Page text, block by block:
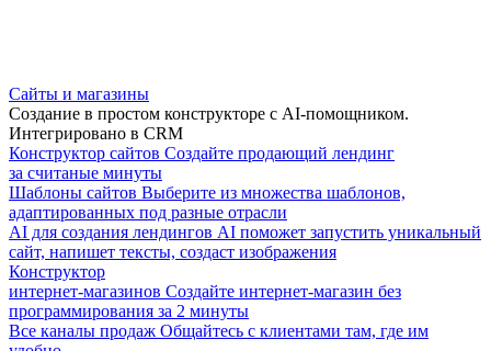
Сайты и магазины
Создание в простом конструкторе с AI-помощником.
Интегрировано в CRM
Конструктор сайтов Создайте продающий лендинг
за считаные минуты
Шаблоны сайтов Выберите из множества шаблонов,
адаптированных под разные отрасли
AI для создания лендингов AI поможет запустить уникальный
сайт, напишет тексты, создаст изображения
Конструктор
интернет-магазинов Создайте интернет-магазин без
программирования за 2 минуты
Все каналы продаж Общайтесь с клиентами там, где им